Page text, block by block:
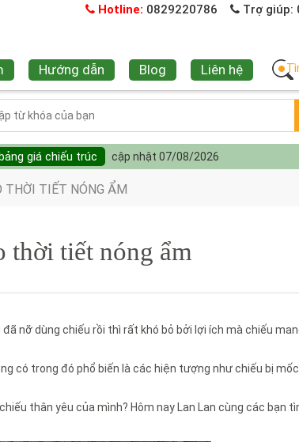
Hướng dẫn Blog Liên hệ
Hotline: 0829220786 Trợ giúp:
giá chiếu trúc cập nhật 07/08/2026
THỜI TIẾT NÓNG ẨM
thời tiết nóng ẩm
đã nỡ dùng chiếu rồi thì rất khó bỏ bởi lợi ích mà chiếu
có trong đó phổ biến là các hiện tượng như chiếu bị
thân yêu của mình? Hôm nay Lan Lan cùng các bạn